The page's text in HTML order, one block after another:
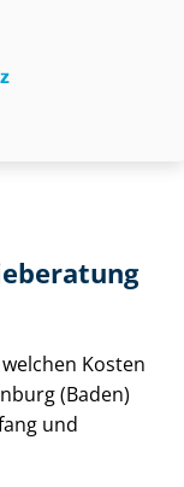
Kosten
(Baden)
und